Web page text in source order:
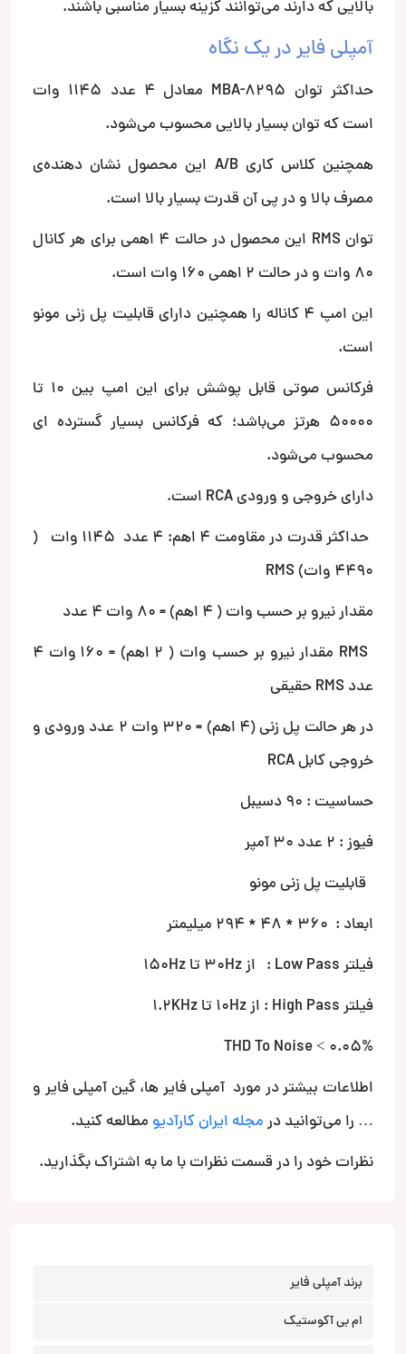
بالایی که دارند می‌توانند گزینه بسیار مناسبی باشند.
آمپلی فایر در یک نگاه
حداکثر توان MBA-8295 معادل 4 عدد 1145 وات
است که توان بسیار بالایی محسوب می‌شود.
همچنین کلاس کاری A/B این محصول نشان دهنده‌ی
مصرف بالا و در پی آن قدرت بسیار بالا است.
توان RMS این محصول در حالت 4 اهمی برای هر کانال
80 وات و در حالت 2 اهمی 160 وات است.
این امپ 4 کاناله را همچنین دارای قابلیت پل زنی مونو
است.
فرکانس صوتی قابل پوشش برای این امپ بین 10 تا
50000 هرتز می‌باشد؛ که فرکانس بسیار گسترده ای
محسوب می‌شود.
دارای خروجی و ورودی RCA است.
حداکثر قدرت در مقاومت 4 اهم: 4 عدد 1145 وات (
4490 وات) RMS
مقدار نیرو بر حسب وات ( 4 اهم) = 80 وات 4 عدد
RMS مقدار نیرو بر حسب وات ( 2 اهم) = 160 وات 4
عدد RMS حقیقی
در هر حالت پل زنی (4 اهم) = 320 وات 2 عدد ورودی و
خروجی کابل RCA
حساسیت : 90 دسیبل
فیوز : 2 عدد 30 آمپر
قابلیت پل زنی مونو
ابعاد : 360 * 48 * 294 میلیمتر
فیلتر Low Pass : از 30Hz تا 150Hz
فیلتر High Pass : از 10Hz تا 1.2KHz
THD To Noise < 0.05%
اطلاعات بیشتر در مورد آمپلی فایر ها، گین آمپلی فایر و
… را می‌توانید درمجله ایران کارآدیو مطالعه کنید.
نظرات خود را در قسمت نظرات با ما به اشتراک بگذارید.
برند آمپلی فایر
ام بی آکوستیک